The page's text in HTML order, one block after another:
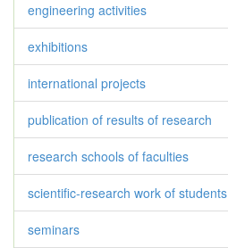
engineering activities
exhibitions
international projects
publication of results of research
research schools of faculties
scientific-research work of students
seminars